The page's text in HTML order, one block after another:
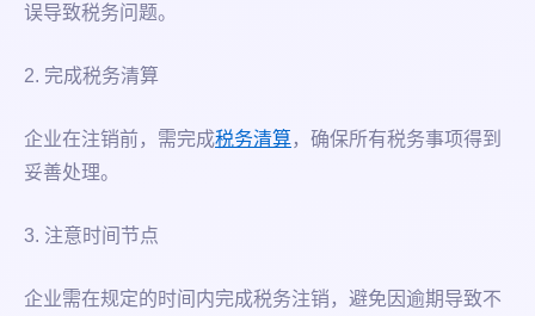
误导致税务问题。
2. 完成税务清算
企业在注销前，需完成税务清算，确保所有税务事项得到
妥善处理。
3. 注意时间节点
企业需在规定的时间内完成税务注销，避免因逾期导致不